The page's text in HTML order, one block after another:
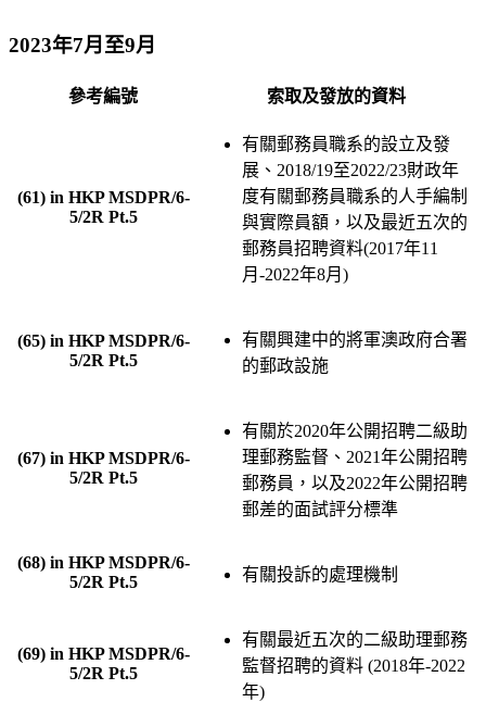
2023年7月至9月
參考編號 索取及發放的資料
(61) in HKP MSDPR/6-
5/2R Pt.5
有關郵務員職系的設立及發
展、2018/19至2022/23財政年
度有關郵務員職系的人手編制
與實際員額，以及最近五次的
郵務員招聘資料(2017年11
月-2022年8月)
(65) in HKP MSDPR/6-
5/2R Pt.5
有關興建中的將軍澳政府合署
的郵政設施
(67) in HKP MSDPR/6-
5/2R Pt.5
有關於2020年公開招聘二級助
理郵務監督、2021年公開招聘
郵務員，以及2022年公開招聘
郵差的面試評分標準
(68) in HKP MSDPR/6-
5/2R Pt.5
有關投訴的處理機制
(69) in HKP MSDPR/6-
5/2R Pt.5
有關最近五次的二級助理郵務
監督招聘的資料 (2018年-2022
年)